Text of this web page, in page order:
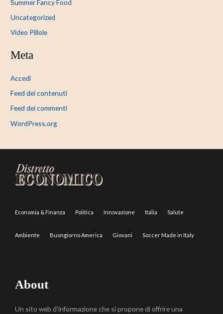
Summer Fancy Food
Uncategorized
Video Pillole
Meta
Accedi
Feed dei contenuti
Feed dei commenti
WordPress.org
Economia & Finanza Politica Innovazione Italia Salute
Ambiente Buongiorno America Giovani Soccer Made in Italy
About
Un sito web d’informazione che si propone di offrire una